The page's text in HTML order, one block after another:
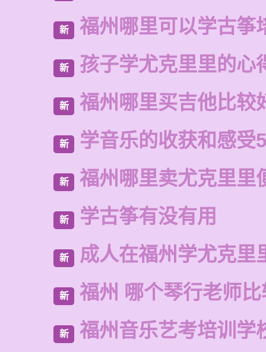
新 福州哪里可以学古筝
新 孩子学尤克里里的心
新 福州哪里买吉他比较
新 学音乐的收获和感受
新 福州哪里卖尤克里里
新 学古筝有没有用
新 成人在福州学尤克里
新 福州 哪个琴行老师
新 福州音乐艺考培训学